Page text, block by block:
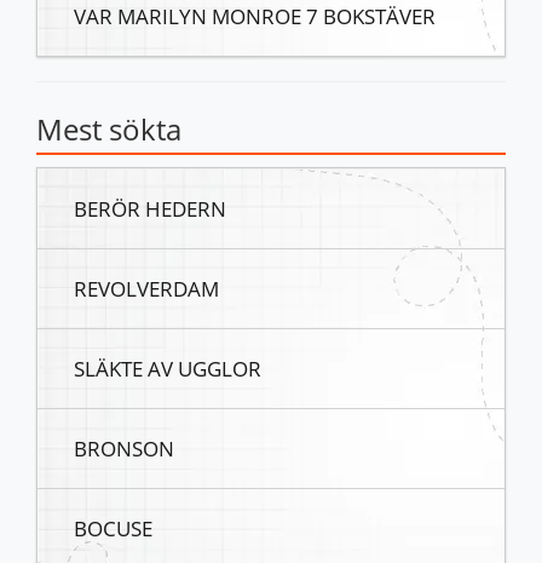
VAR MARILYN MONROE 7 BOKSTÄVER
Mest sökta
BERÖR HEDERN
REVOLVERDAM
SLÄKTE AV UGGLOR
BRONSON
BOCUSE